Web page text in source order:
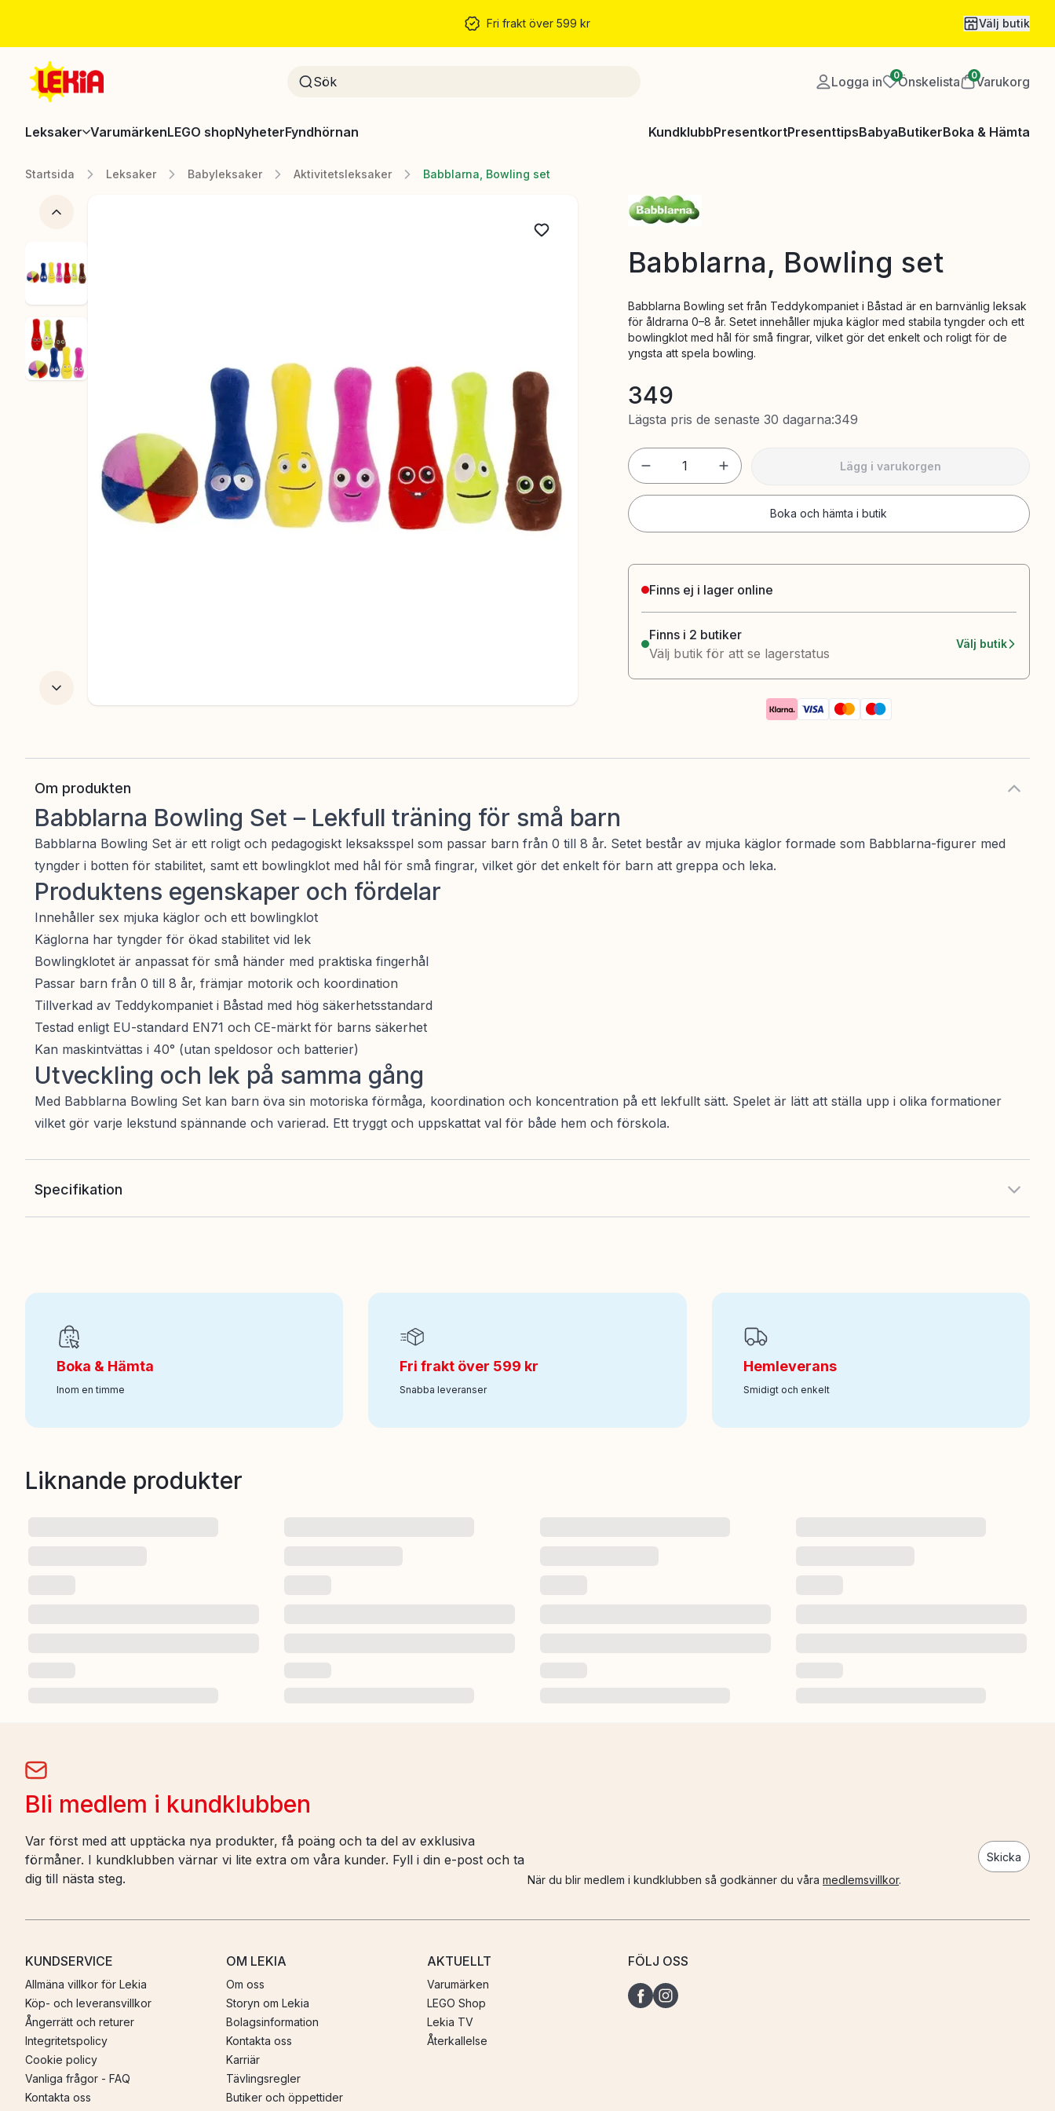
Fri frakt över 599 kr Välj butik
Logga in 0Önskelista 0Varukorg
Leksaker VarumärkenLEGO shopNyheterFyndhörnan KundklubbPresentkortPresenttipsBabyaButikerBoka & Hämta
Startsida Leksaker Babyleksaker Aktivitetsleksaker Babblarna, Bowling set
Babblarna, Bowling set
Babblarna Bowling set från Teddykompaniet i Båstad är en barnvänlig leksak
för åldrarna 0–8 år. Setet innehåller mjuka käglor med stabila tyngder och ett
bowlingklot med hål för små fingrar, vilket gör det enkelt och roligt för de
yngsta att spela bowling.
349
Lägsta pris de senaste 30 dagarna:349
1 Lägg i varukorgen
Boka och hämta i butik
Finns ej i lager online
Finns i 2 butiker
Välj butik för att se lagerstatus
Välj butik
Om produkten
Babblarna Bowling Set – Lekfull träning för små barn
Babblarna Bowling Set är ett roligt och pedagogiskt leksaksspel som passar barn från 0 till 8 år. Setet består av mjuka käglor formade som Babblarna-figurer med
tyngder i botten för stabilitet, samt ett bowlingklot med hål för små fingrar, vilket gör det enkelt för barn att greppa och leka.
Produktens egenskaper och fördelar
Innehåller sex mjuka käglor och ett bowlingklot
Käglorna har tyngder för ökad stabilitet vid lek
Bowlingklotet är anpassat för små händer med praktiska fingerhål
Passar barn från 0 till 8 år, främjar motorik och koordination
Tillverkad av Teddykompaniet i Båstad med hög säkerhetsstandard
Testad enligt EU-standard EN71 och CE-märkt för barns säkerhet
Kan maskintvättas i 40° (utan speldosor och batterier)
Utveckling och lek på samma gång
Med Babblarna Bowling Set kan barn öva sin motoriska förmåga, koordination och koncentration på ett lekfullt sätt. Spelet är lätt att ställa upp i olika formationer
vilket gör varje lekstund spännande och varierad. Ett tryggt och uppskattat val för både hem och förskola.
Specifikation
Ålder från:0
Art nr:140-12454
Boka & Hämta
Inom en timme
Fri frakt över 599 kr
Snabba leveranser
Hemleverans
Smidigt och enkelt
Liknande produkter
Bli medlem i kundklubben
Var först med att upptäcka nya produkter, få poäng och ta del av exklusiva
förmåner. I kundklubben värnar vi lite extra om våra kunder. Fyll i din e-post och ta
dig till nästa steg.
Skicka
När du blir medlem i kundklubben så godkänner du våra medlemsvillkor.
KUNDSERVICE
Allmäna villkor för Lekia
Köp- och leveransvillkor
Ångerrätt och returer
Integritetspolicy
Cookie policy
Vanliga frågor - FAQ
Kontakta oss
OM LEKIA
Om oss
Storyn om Lekia
Bolagsinformation
Kontakta oss
Karriär
Tävlingsregler
Butiker och öppettider
AKTUELLT
Varumärken
LEGO Shop
Lekia TV
Återkallelse
FÖLJ OSS